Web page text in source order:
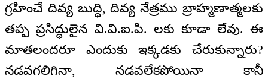
గ్రహించే దివ్య బుద్ధి, దివ్య నేత్రము బ్రాహ్మణాత్మలకు
తప్ప ప్రసిద్ధులైన వి.వి.ఐ.పి. లకు కూడా లేవు. ఈ
మాతలందరూ ఎందుకు ఇక్కడకు చేరుకున్నారు?
నడవగలిగినా, నడవలేకపోయినా కానీ